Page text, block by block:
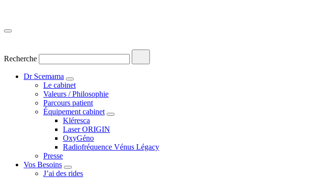
Recherche
Dr Scemama
Le cabinet
Valeurs / Philosophie
Parcours patient
Équipement cabinet
Kléresca
Laser ORIGIN
OxyGéno
Radiofréquence Vénus Légacy
Presse
Vos Besoins
J’ai des rides